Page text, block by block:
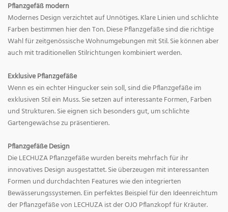
Pflanzgefäß modern
Modernes Design verzichtet auf Unnötiges. Klare Linien und schlichte
Farben bestimmen hier den Ton. Diese Pflanzgefäße sind die richtige
Wahl für zeitgenössische Wohnumgebungen mit Stil. Sie können aber
auch mit traditionellen Stilrichtungen kombiniert werden.
Exklusive Pflanzgefäße
Wenn es ein echter Hingucker sein soll, sind die Pflanzgefäße im
exklusiven Stil ein Muss. Sie setzen auf interessante Formen, Farben
und Strukturen. Sie eignen sich besonders gut, um schlichte
Gartengewächse zu präsentieren.
Pflanzgefäße Design
Die LECHUZA Pflanzgefäße wurden bereits mehrfach für ihr
innovatives Design ausgestattet. Sie überzeugen mit interessanten
Formen und durchdachten Features wie den integrierten
Bewässerungssystemen. Ein perfektes Beispiel für den Ideenreichtum
der Pflanzgefäße von LECHUZA ist der OJO Pflanzkopf für Kräuter.